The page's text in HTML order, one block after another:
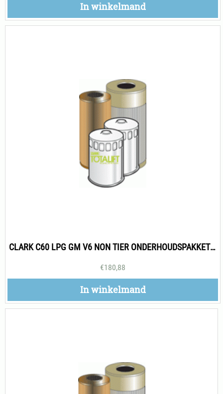
In winkelmand
CLARK C60 LPG GM V6 NON TIER ONDERHOUDSPAKKET 500H
€180,88
In winkelmand